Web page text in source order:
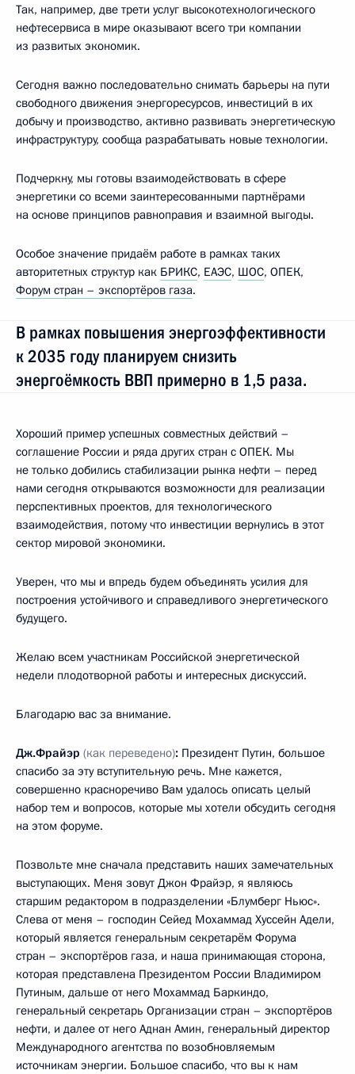
Так, например, две трети услуг высокотехнологического
нефтесервиса в мире оказывают всего три компании
из развитых экономик.
Сегодня важно последовательно снимать барьеры на пути
свободного движения энергоресурсов, инвестиций в их
добычу и производство, активно развивать энергетическую
инфраструктуру, сообща разрабатывать новые технологии.
Подчеркну, мы готовы взаимодействовать в сфере
энергетики со всеми заинтересованными партнёрами
на основе принципов равноправия и взаимной выгоды.
Особое значение придаём работе в рамках таких
авторитетных структур как БРИКС, ЕАЭС, ШОС, ОПЕК,
Форум стран – экспортёров газа.
В рамках повышения энергоэффективности
к 2035 году планируем снизить
энергоёмкость ВВП примерно в 1,5 раза.
Хороший пример успешных совместных действий –
соглашение России и ряда других стран с ОПЕК. Мы
не только добились стабилизации рынка нефти – перед
нами сегодня открываются возможности для реализации
перспективных проектов, для технологического
взаимодействия, потому что инвестиции вернулись в этот
сектор мировой экономики.
Уверен, что мы и впредь будем объединять усилия для
построения устойчивого и справедливого энергетического
будущего.
Желаю всем участникам Российской энергетической
недели плодотворной работы и интересных дискуссий.
Благодарю вас за внимание.
Дж.Фрайэр (как переведено): Президент Путин, большое
спасибо за эту вступительную речь. Мне кажется,
совершенно красноречиво Вам удалось описать целый
набор тем и вопросов, которые мы хотели обсудить сегодня
на этом форуме.
Позвольте мне сначала представить наших замечательных
выступающих. Меня зовут Джон Фрайэр, я являюсь
старшим редактором в подразделении «Блумберг Ньюс».
Слева от меня – господин Сейед Мохаммад Хуссейн Адели,
который является генеральным секретарём Форума
стран – экспортёров газа, и наша принимающая сторона,
которая представлена Президентом России Владимиром
Путиным, дальше от него Мохаммад Баркиндо,
генеральный секретарь Организации стран – экспортёров
нефти, и далее от него Аднан Амин, генеральный директор
Международного агентства по возобновляемым
источникам энергии. Большое спасибо, что вы к нам